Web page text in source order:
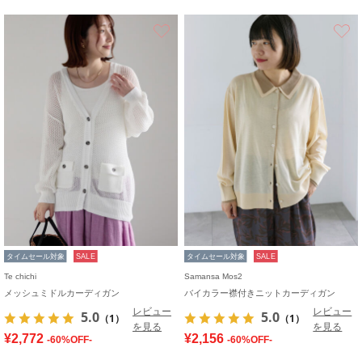
タイムセール対象 SALE
Te chichi
メッシュミドルカーディガン
5.0 （1）
レビュー
を見る
¥2,772 -60%OFF-
タイムセール対象 SALE
Samansa Mos2
バイカラー襟付きニットカーディガン
5.0 （1）
レビュー
を見る
¥2,156 -60%OFF-